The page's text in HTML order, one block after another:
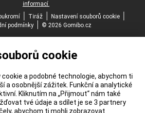
informací.
Tiráž
Nastavení souborů cookie
podmínky
© 2026 Gomibo.cz
cookie
a podobné technologie, abychom ti
a osobnější zážitek. Funkční a analytické
Kliknutím na „Přijmout“ nám také
tvé údaje a sdílet je se 3 partnery
abychom ti mohli zobrazovat